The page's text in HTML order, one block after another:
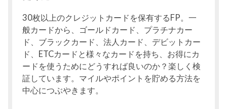
30枚以上のクレジットカードを保有するFP。一
般カードから、ゴールドカード、プラチナカー
ド、ブラックカード、法人カード、デビットカー
ド、ETCカードと様々なカードを持ち、お得にカ
ードを使うためにどうすれば良いのか？楽しく検
証しています。マイルやポイントを貯める方法を
中心につぶやきます。